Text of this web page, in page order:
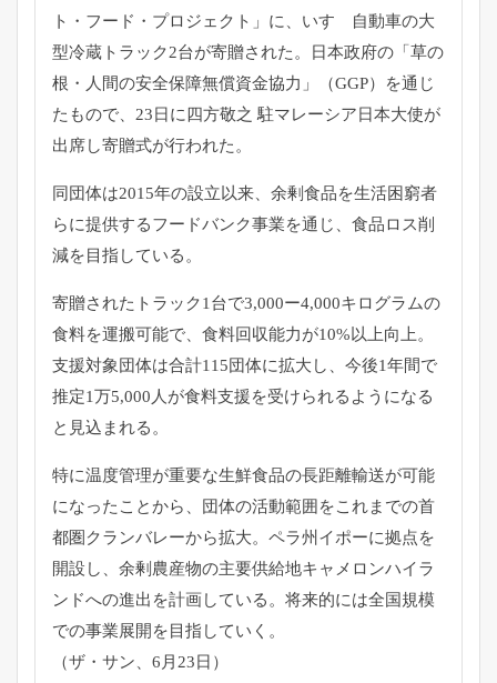
ト・フード・プロジェクト」に、 いすゞ自動車の大
型冷蔵トラック2台が寄贈された。日本政府の「 草の
根・人間の安全保障無償資金協力」（GGP）
を通じ
たもので、23日に四方敬之 駐マレーシア日本大使が
出席し寄贈式が行われた。
同団体は2015年の設立以来、 余剰食品を生活困窮者
らに提供するフードバンク事業を通じ、 食品ロス削
減を目指している。
寄贈されたトラック1台で3,000ー4,000キログラムの
食料を運搬可能で、食料回収能力が10%以上向上。
支援対象団体は合計115団体に拡大し、 今後1年間で
推定1万5,000人が食料支援を受けられるようになる
と見込まれる。
特に温度管理が重要な生鮮食品の長距離輸送が可能
になったことから、団体の活動範囲をこれまでの首
都圏クランバレーから拡大。 ペラ州イポーに拠点を
開設し、 余剰農産物の主要供給地キャメロンハイラ
ンドへの進出を計画している。将来的には全国規模
での事業展開を目指していく。
（ザ・サン、6月23日）